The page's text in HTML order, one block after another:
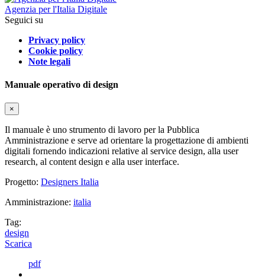
Agenzia per l'Italia Digitale
Seguici su
Privacy policy
Cookie policy
Note legali
Manuale operativo di design
×
Il manuale è uno strumento di lavoro per la Pubblica
Amministrazione e serve ad orientare la progettazione di ambienti
digitali fornendo indicazioni relative al service design, alla user
research, al content design e alla user interface.
Progetto: Designers Italia
Amministrazione: italia
Tag:
design
Scarica
pdf